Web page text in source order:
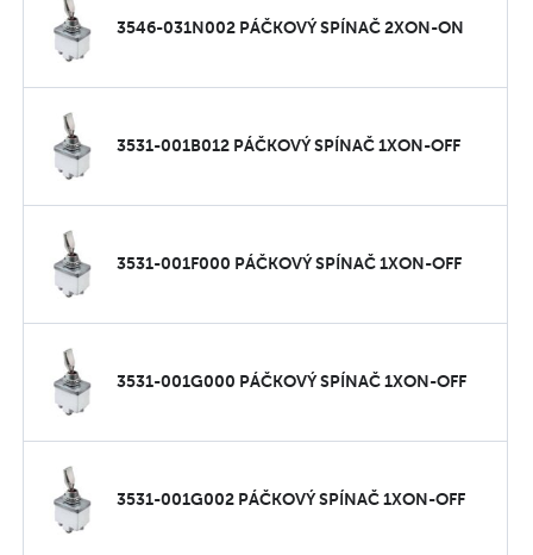
3546-031N002 PÁČKOVÝ SPÍNAČ 2XON-ON
3531-001B012 PÁČKOVÝ SPÍNAČ 1XON-OFF
3531-001F000 PÁČKOVÝ SPÍNAČ 1XON-OFF
3531-001G000 PÁČKOVÝ SPÍNAČ 1XON-OFF
3531-001G002 PÁČKOVÝ SPÍNAČ 1XON-OFF